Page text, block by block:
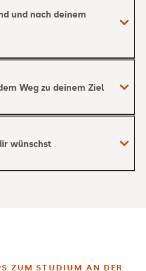
und nach deinem
Weg zu deinem Ziel
wünschst
ZUM STUDIUM AN DER